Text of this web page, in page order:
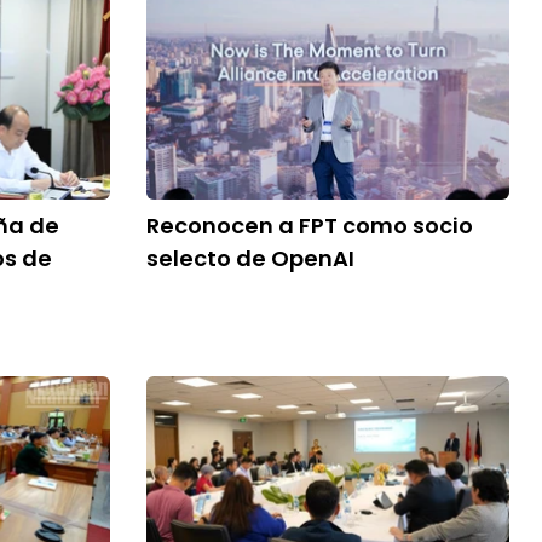
de
de
Reconocen a FPT como socio
selecto de OpenAI